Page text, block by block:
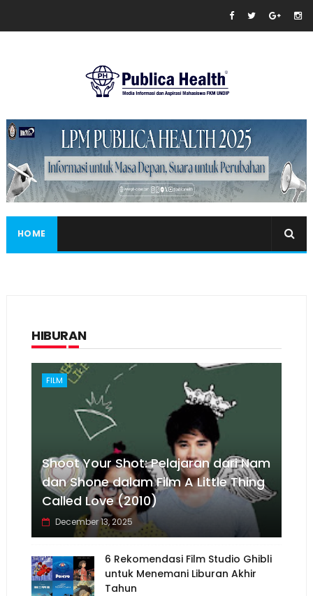
Masukkan iklan disini!
HOME
HIBURAN
FILM
Shoot Your Shot: Pelajaran dari Nam
dan Shone dalam Film A Little Thing
Called Love (2010)
December 13, 2025
6 Rekomendasi Film Studio Ghibli
untuk Menemani Liburan Akhir
Tahun